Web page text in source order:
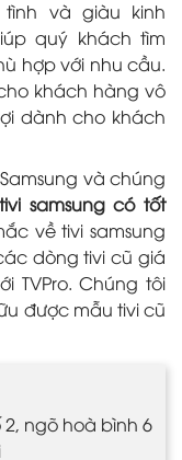
và giàu kinh
quý khách tìm
hợp với nhu cầu.
khách hàng vô
dành cho khách
và chúng
tivi samsung có tốt
về tivi samsung
dòng tivi cũ giá
TVPro. Chúng tôi
được mẫu tivi cũ
2, ngõ hoà bình 6